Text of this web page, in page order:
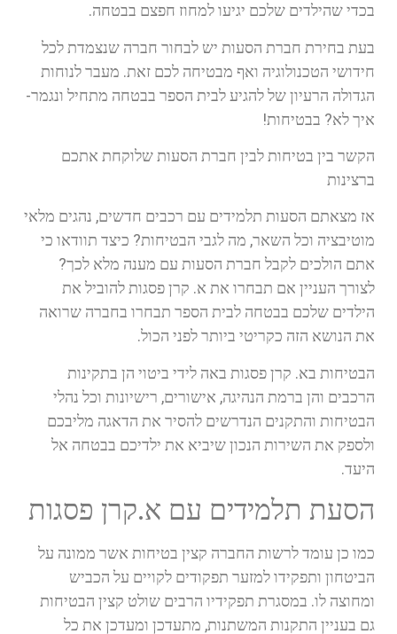
בכדי שהילדים שלכם יגיעו למחוז חפצם בבטחה.
בעת בחירת חברת הסעות יש לבחור חברה שנצמדת לכל
חידושי הטכנולוגיה ואף מבטיחה לכם זאת. מעבר לנוחות
הגדולה הרעיון של להגיע לבית הספר בבטחה מתחיל ונגמר-
איך לא? בבטיחות!
הקשר בין בטיחות לבין חברת הסעות שלוקחת אתכם
ברצינות
אז מצאתם הסעות תלמידים עם רכבים חדשים, נהגים מלאי
מוטיבציה וכל השאר, מה לגבי הבטיחות? כיצד תוודאו כי
אתם הולכים לקבל חברת הסעות עם מענה מלא לכך?
לצורך העניין אם תבחרו את א. קרן פסגות להוביל את
הילדים שלכם בבטחה לבית הספר תבחרו בחברה שרואה
את הנושא הזה כקריטי ביותר לפני הכול.
הבטיחות בא. קרן פסגות באה לידי ביטוי הן בתקינות
הרכבים והן ברמת הנהיגה, אישורים, רישיונות וכל נהלי
הבטיחות והתקנים הנדרשים להסיר את הדאגה מליבכם
ולספק את השירות הנכון שיביא את ילדיכם בבטחה אל
היעד.
הסעת תלמידים עם א.קרן פסגות
כמו כן עומד לרשות החברה קצין בטיחות אשר ממונה על
הביטחון ותפקידו למזער תפקודים לקויים על הכביש
ומחוצה לו. במסגרת תפקידיו הרבים שולט קצין הבטיחות
גם בעניין התקנות המשתנות, מתעדכן ומעדכן את כל